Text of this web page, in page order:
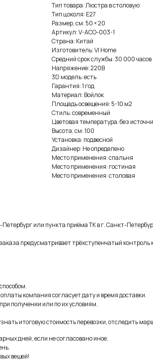
Тип товара: Люстра в столовую
Тип цоколя: E27
Размер, см: 50 × 20
Артикул: V-ACO-003-1
Страна: Китай
Изготовитель: VI Home
Средний срок службы: 30 000 часов
Напряжение: 220В
3D модель: есть
Гарантия: 1 год
Материал: Войлок
Площадь освещения: 5-10 м2
Стиль: современный
Цветовая температура: без
Высота, см: 100
Установка: подвесной
Дизайнер: Не определено
Место применения: спальня
Место применения: гостиная
Место применения: столовая
или пункта приёма ТК в г. Санкт-
предусматривает трёхступенчатый
компания согласует дату и время доставки.
получении или по их условиям.
итоговую стоимость перевозки, отследить
дней, если не согласовано иное.
вещей!